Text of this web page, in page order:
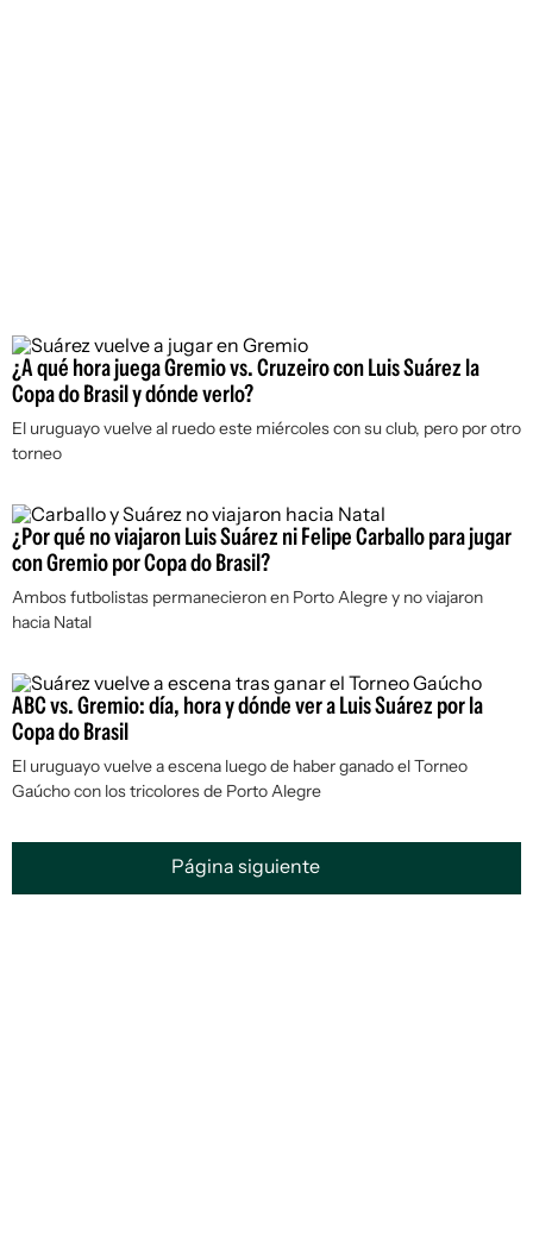
¿A qué hora juega Gremio vs. Cruzeiro con Luis Suárez la
Copa do Brasil y dónde verlo?
El uruguayo vuelve al ruedo este miércoles con su club, pero por otro
torneo
¿Por qué no viajaron Luis Suárez ni Felipe Carballo para jugar
con Gremio por Copa do Brasil?
Ambos futbolistas permanecieron en Porto Alegre y no viajaron
hacia Natal
ABC vs. Gremio: día, hora y dónde ver a Luis Suárez por la
Copa do Brasil
El uruguayo vuelve a escena luego de haber ganado el Torneo
Gaúcho con los tricolores de Porto Alegre
Página siguiente